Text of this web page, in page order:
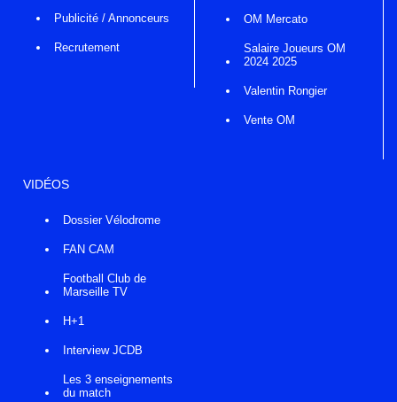
Publicité / Annonceurs
Recrutement
OM Mercato
Salaire Joueurs OM
2024 2025
Valentin Rongier
Vente OM
VIDÉOS
Dossier Vélodrome
FAN CAM
Football Club de
Marseille TV
H+1
Interview JCDB
Les 3 enseignements
du match